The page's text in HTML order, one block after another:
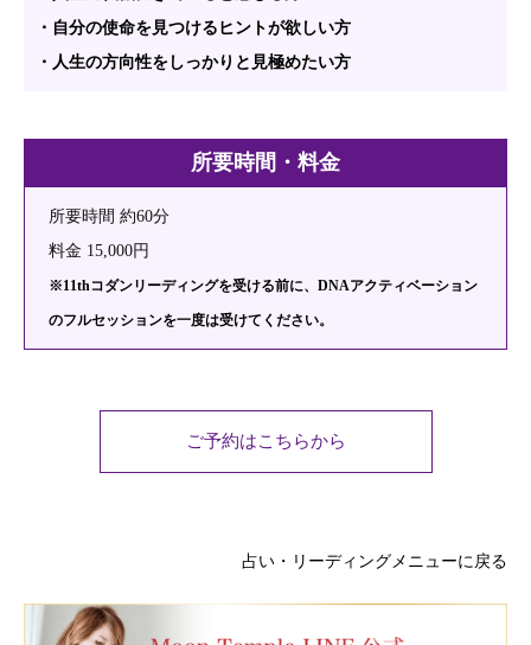
・自分の使命を見つけるヒントが欲しい方
・人生の方向性をしっかりと見極めたい方
所要時間・料金
所要時間 約60分
料金 15,000円
※11thコダンリーディングを受ける前に、DNAアクティベーション
のフルセッションを一度は受けてください。
ご予約はこちらから
占い・リーディングメニューに戻る